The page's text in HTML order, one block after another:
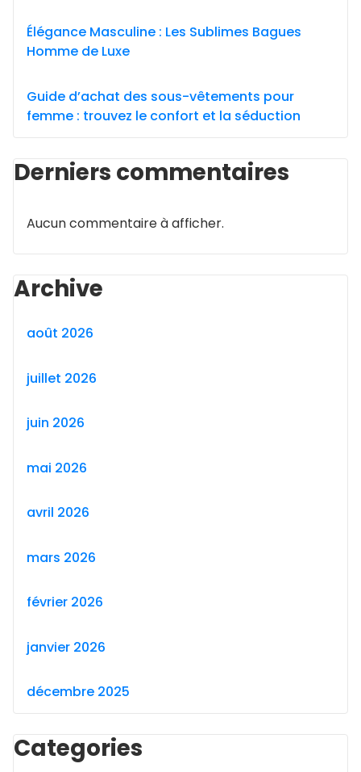
Élégance Masculine : Les Sublimes Bagues
Homme de Luxe
Guide d’achat des sous-vêtements pour
femme : trouvez le confort et la séduction
Derniers commentaires
Aucun commentaire à afficher.
Archive
août 2026
juillet 2026
juin 2026
mai 2026
avril 2026
mars 2026
février 2026
janvier 2026
décembre 2025
Categories